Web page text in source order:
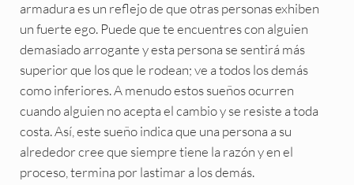
armadura es un reflejo de que otras personas exhiben
un fuerte ego. Puede que te encuentres con alguien
demasiado arrogante y esta persona se sentirá más
superior que los que le rodean; ve a todos los demás
como inferiores. A menudo estos sueños ocurren
cuando alguien no acepta el cambio y se resiste a toda
costa. Así, este sueño indica que una persona a su
alrededor cree que siempre tiene la razón y en el
proceso, termina por lastimar a los demás.